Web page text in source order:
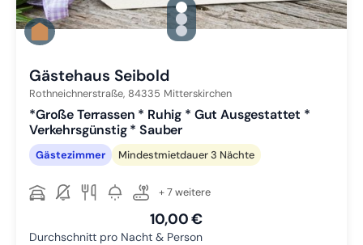
gallery.slide_selector
Zu Slide 1 wechseln
Zu Slide 2 wechseln
Zu Slide 3 wechseln
Gästehaus Seibold
Rothneichnerstraße, 84335 Mitterskirchen
*Große Terrassen * Ruhig * Gut Ausgestattet *
Verkehrsgünstig * Sauber
Gästezimmer Mindestmietdauer 3 Nächte
+ 7 weitere
10,00 €
Durchschnitt pro Nacht & Person